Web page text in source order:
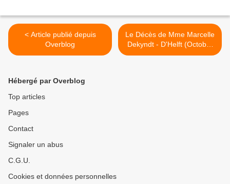
< Article publié depuis
Overblog
Le Décès de Mme Marcelle
Dekyndt - D'Helft (Octobre
2019). >
Hébergé par Overblog
Top articles
Pages
Contact
Signaler un abus
C.G.U.
Cookies et données personnelles